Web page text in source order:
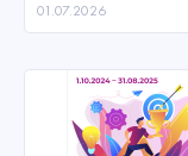
01.07.2026